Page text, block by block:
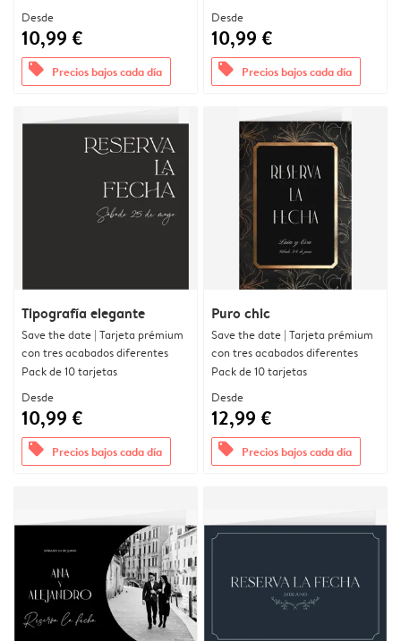
Desde
10,99 €
offers Precios bajos cada día
Desde
10,99 €
offers Precios bajos cada día
Tipografía elegante
Save the date | Tarjeta prémium
con tres acabados diferentes
Pack de 10 tarjetas
Desde
10,99 €
offers Precios bajos cada día
Puro chic
Save the date | Tarjeta prémium
con tres acabados diferentes
Pack de 10 tarjetas
Desde
12,99 €
offers Precios bajos cada día